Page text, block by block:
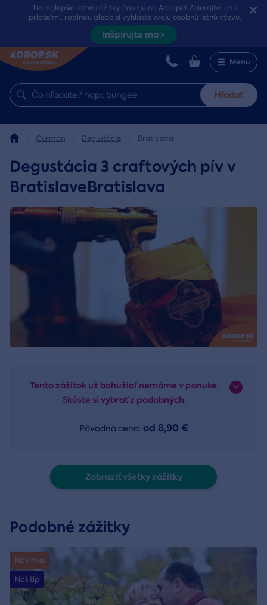
Tie najlepšie letné zážitky čakajú na Adrope! Zbierajte ich s
priateľmi, rodinou alebo si vyhláste svoju osobnú letnú výzvu.
Inšpirujte ma >
Menu
Hľadať
Gurmán Degustácie Bratislava
Degustácia 3 craftových pív v
BratislaveBratislava
Tento zážitok už bohužiaľ nemáme v ponuke.
Skúste si vybrať z podobných.
Pôvodná cena: od 8,90 €
Zobraziť všetky zážitky
Podobné zážitky
Novinka
Náš tip